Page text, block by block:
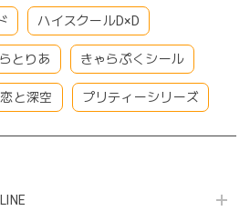
ハイスクールD×D
とりあ きゃらぷくシール
恋と深空 プリティーシリーズ